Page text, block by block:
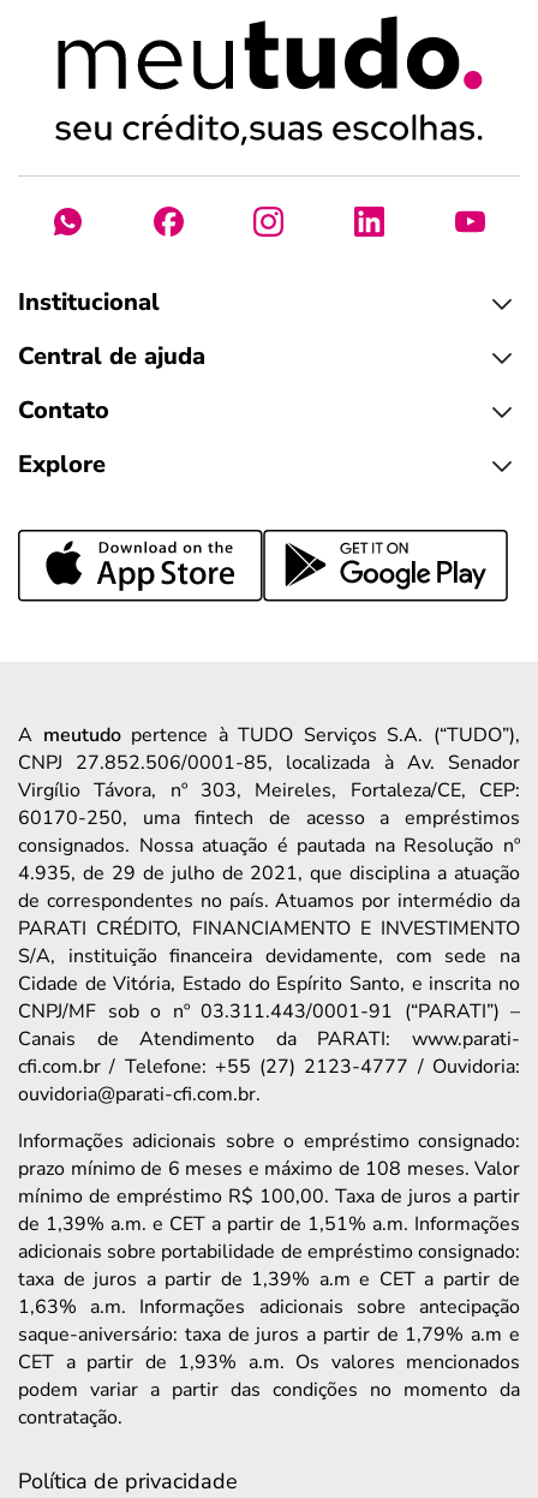
Institucional
Central de ajuda
Contato
Explore
A meutudopertence à TUDO Serviços S.A. (“TUDO”),
CNPJ 27.852.506/0001-85, localizada à Av. Senador
Virgílio Távora, nº 303, Meireles, Fortaleza/CE, CEP:
60170-250, uma fintech de acesso a empréstimos
consignados. Nossa atuação é pautada na Resolução nº
4.935, de 29 de julho de 2021, que disciplina a atuação
de correspondentes no país. Atuamos por intermédio da
PARATI CRÉDITO, FINANCIAMENTO E INVESTIMENTO
S/A, instituição financeira devidamente, com sede na
Cidade de Vitória, Estado do Espírito Santo, e inscrita no
CNPJ/MF sob o nº 03.311.443/0001-91 (“PARATI”) –
Canais de Atendimento da PARATI: www.parati-
cfi.com.br / Telefone: +55 (27) 2123-4777 / Ouvidoria:
ouvidoria@parati-cfi.com.br.
Informações adicionais sobre o empréstimo consignado:
prazo mínimo de 6 meses e máximo de 108 meses. Valor
mínimo de empréstimo R$ 100,00. Taxa de juros a partir
de 1,39% a.m. e CET a partir de 1,51% a.m. Informações
adicionais sobre portabilidade de empréstimo consignado:
taxa de juros a partir de 1,39% a.m e CET a partir de
1,63% a.m. Informações adicionais sobre antecipação
saque-aniversário: taxa de juros a partir de 1,79% a.m e
CET a partir de 1,93% a.m. Os valores mencionados
podem variar a partir das condições no momento da
contratação.
Política de privacidade